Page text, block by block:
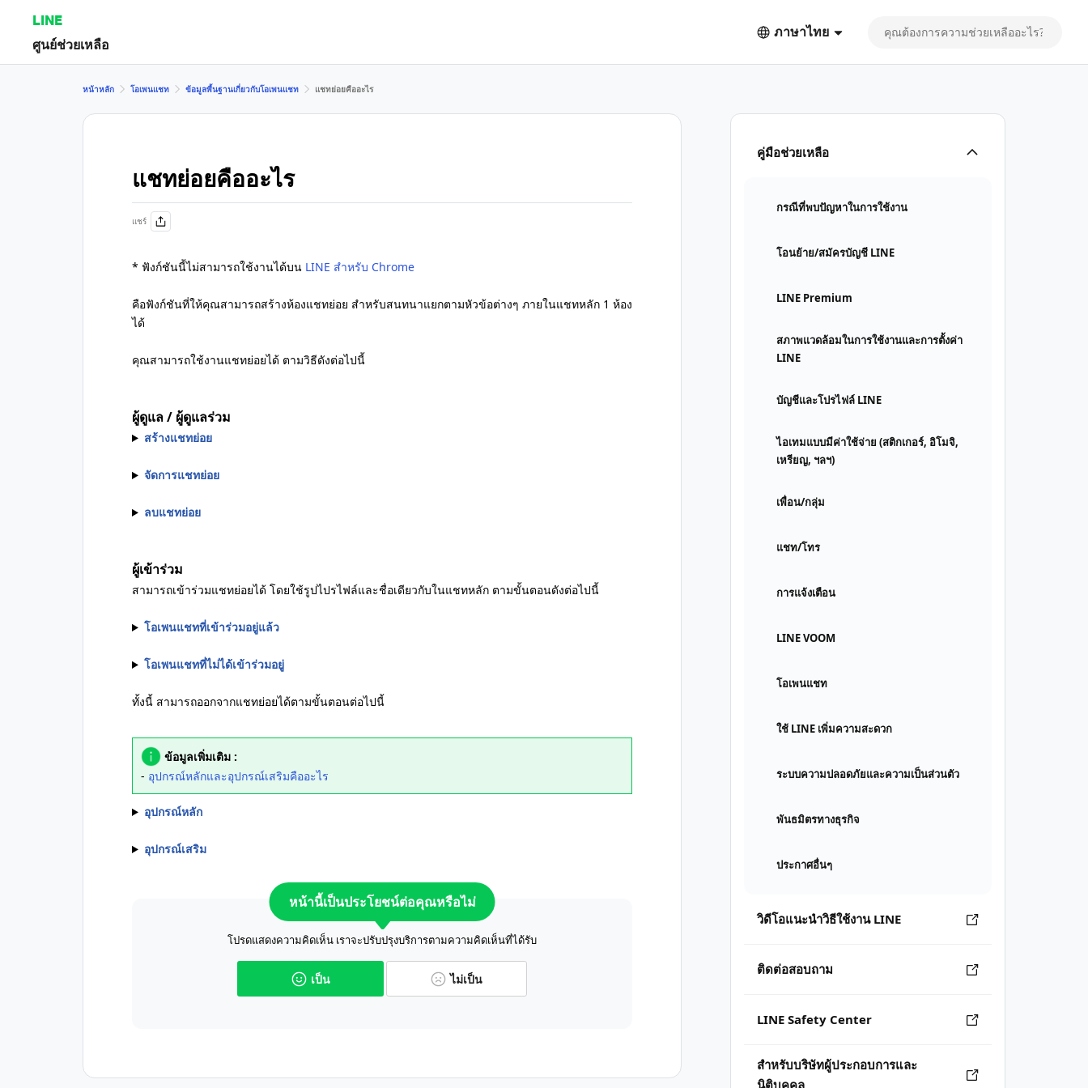
LINE
ศูนย์ช่วยเหลือ
ภาษาไทย
คู่มือช่วยเหลือ
กรณีที่พบปัญหาในการใช้งาน
โอนย้าย/สมัครบัญชี LINE
LINE Premium
สภาพแวดล้อมในการใช้งานและการตั้งค่า
LINE
บัญชีและโปรไฟล์ LINE
ไอเทมแบบมีค่าใช้จ่าย (สติกเกอร์, อิโมจิ,
เหรียญ, ฯลฯ)
เพื่อน/กลุ่ม
แชท/โทร
การแจ้งเตือน
LINE VOOM
โอเพนแชท
ใช้ LINE เพิ่มความสะดวก
ระบบความปลอดภัยและความเป็นส่วนตัว
พันธมิตรทางธุรกิจ
ประกาศอื่นๆ
วิดีโอแนะนำวิธีใช้งาน LINE
ติดต่อสอบถาม
LINE Safety Center
สำหรับบริษัทผู้ประกอบการและ
นิติบุคคล
หน้าหลัก โอเพนแชท ข้อมูลพื้นฐานเกี่ยวกับโอเพนแชท แชทย่อยคืออะไร
แชทย่อยคืออะไร
แชร์
* ฟังก์ชันนี้ไม่สามารถใช้งานได้บน LINE สำหรับ Chrome
คือฟังก์ชันที่ให้คุณสามารถสร้างห้องแชทย่อย สำหรับสนทนาแยกตามหัวข้อต่างๆ ภายในแชทหลัก 1 ห้อง
ได้
คุณสามารถใช้งานแชทย่อยได้ ตามวิธีดังต่อไปนี้
ผู้ดูแล / ผู้ดูแลร่วม
สร้างแชทย่อย
จัดการแชทย่อย
ลบแชทย่อย
ผู้เข้าร่วม
สามารถเข้าร่วมแชทย่อยได้ โดยใช้รูปไปรไฟล์และชื่อเดียวกับในแชทหลัก ตามขั้นตอนดังต่อไปนี้
โอเพนแชทที่เข้าร่วมอยู่แล้ว
โอเพนแชทที่ไม่ได้เข้าร่วมอยู่
ทั้งนี้ สามารถออกจากแชทย่อยได้ตามขั้นตอนต่อไปนี้
ข้อมูลเพิ่มเติม :
- อุปกรณ์หลักและอุปกรณ์เสริมคืออะไร
อุปกรณ์หลัก
อุปกรณ์เสริม
หน้านี้เป็นประโยชน์ต่อคุณหรือไม่
โปรดแสดงความคิดเห็น เราจะปรับปรุงบริการตามความคิดเห็นที่ได้รับ
เป็น ไม่เป็น